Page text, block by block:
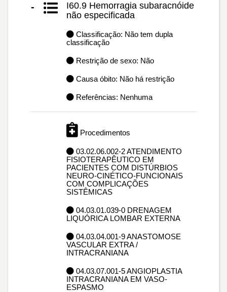
-
I60.9 Hemorragia subaracnóide
não especificada
Classificação: Não tem dupla
classificação
Restrição de sexo: Não
Causa óbito: Não há restrição
Referências: Nenhuma
Procedimentos
03.02.06.002-2 ATENDIMENTO
FISIOTERAPÊUTICO EM
PACIENTES COM DISTÚRBIOS
NEURO-CINÉTICO-FUNCIONAIS
COM COMPLICAÇÕES
SISTÊMICAS
04.03.01.039-0 DRENAGEM
LIQUÓRICA LOMBAR EXTERNA
04.03.04.001-9 ANASTOMOSE
VASCULAR EXTRA /
INTRACRANIANA
04.03.07.001-5 ANGIOPLASTIA
INTRACRANIANA EM VASO-
ESPASMO